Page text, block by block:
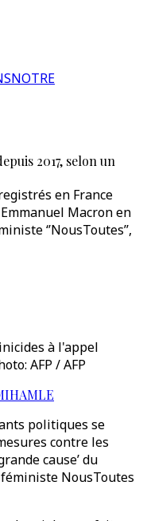
NOTRE
2017, selon un
en France
Macron en
‘’NousToutes’’,
à l'appel
AFP / AFP
politiques se
contre les
cause’ du
NousToutes